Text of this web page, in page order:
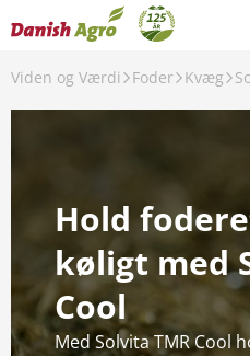
Viden og Værdi Foder Kvæg
Hold
køligt med
Cool
Med Solvita TMR Cool
Fjerkræ